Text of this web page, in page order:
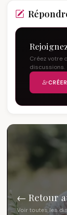
Créez votre
discussions.
← Retour
Voir toutes les